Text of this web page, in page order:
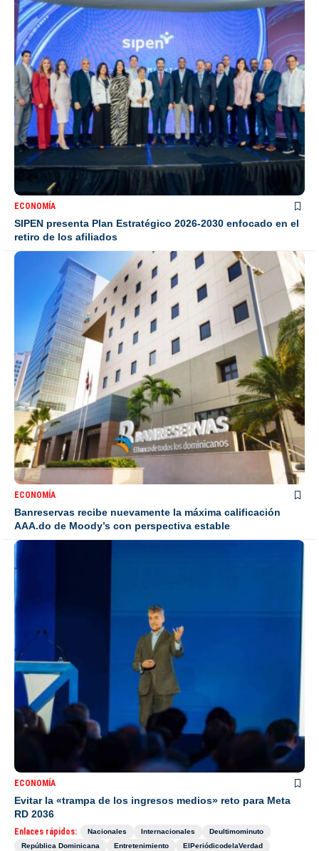
ECONOMÍA
SIPEN presenta Plan Estratégico 2026-2030 enfocado en el
retiro de los afiliados
ECONOMÍA
Banreservas recibe nuevamente la máxima calificación
AAA.do de Moody’s con perspectiva estable
ECONOMÍA
Evitar la «trampa de los ingresos medios» reto para Meta
RD 2036
Enlaces rápidos: Nacionales Internacionales
Deultimominuto
República Dominicana
Entretenimiento
ElPeriódicodelaVerdad